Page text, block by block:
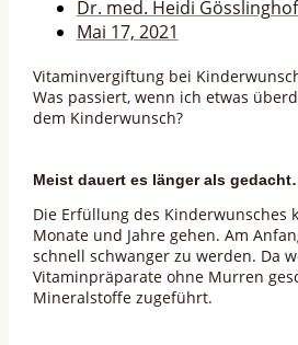
Dr. med. Heidi
Mai 17, 2021
Vitaminvergiftung bei
Was passiert, wenn ich etwas
dem Kinderwunsch?
Meist dauert es länger als
Die Erfüllung des Kinderwunsches
Monate und Jahre gehen. Am
schnell schwanger zu werden. Da
Vitaminpräparate ohne Murren
Mineralstoffe zugeführt.